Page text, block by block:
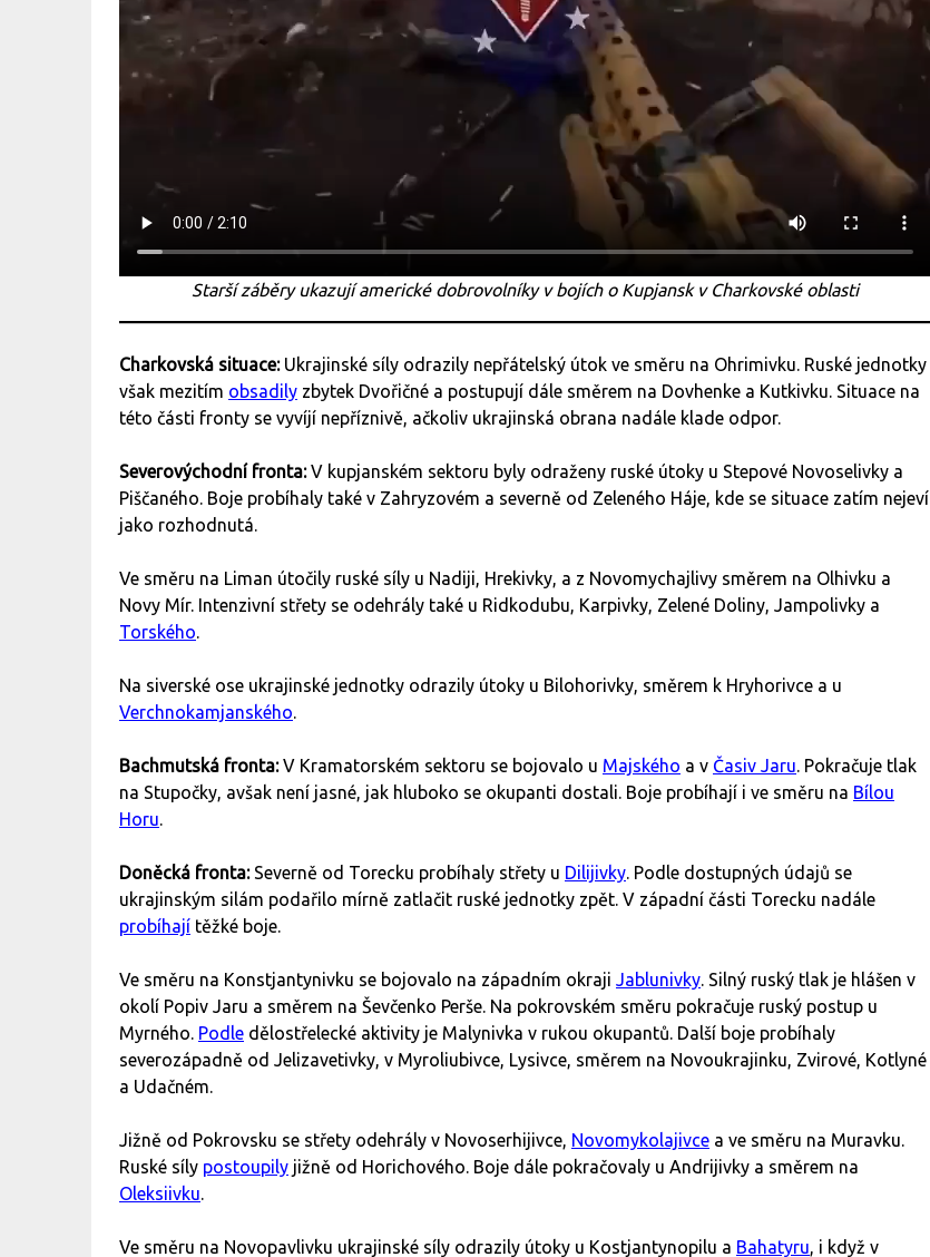
Starší záběry ukazují americké dobrovolníky v bojích o Kupjansk v Charkovské oblasti
Charkovská situace: Ukrajinské síly odrazily nepřátelský útok ve směru na Ohrimivku. Ruské jednotky
však mezitím obsadily zbytek Dvořičné a postupují dále směrem na Dovhenke a Kutkivku. Situace na
této části fronty se vyvíjí nepříznivě, ačkoliv ukrajinská obrana nadále klade odpor.
Severovýchodní fronta:V kupjanském sektoru byly odraženy ruské útoky u Stepové Novoselivky a
Piščaného. Boje probíhaly také v Zahryzovém a severně od Zeleného Háje, kde se situace zatím nejeví
jako rozhodnutá.
Ve směru na Liman útočily ruské síly u Nadiji, Hrekivky, a z Novomychajlivy směrem na Olhivku a
Novy Mír. Intenzivní střety se odehrály také u Ridkodubu, Karpivky, Zelené Doliny, Jampolivky a
Torského
Na siverské ose ukrajinské jednotky odrazily útoky u Bilohorivky, směrem k Hryhorivce a u
Verchnokamjanského
Bachmutská fronta:V Kramatorském sektoru se bojovalo u Majského a v Časiv Jaru . Pokračuje tlak
na Stupočky, avšak není jasné, jak hluboko se okupanti dostali. Boje probíhají i ve směru na Bílou
Horu
Doněcká fronta: Severně od Torecku probíhaly střety u Dilijivky . Podle dostupných údajů se
ukrajinským silám podařilo mírně zatlačit ruské jednotky zpět. V západní části Torecku nadále
probíhají těžké boje.
Ve směru na Konstjantynivku se bojovalo na západním okraji Jablunivky . Silný ruský tlak je hlášen v
okolí Popiv Jaru a směrem na Ševčenko Perše. Na pokrovském směru pokračuje ruský postup u
Myrného. Podle dělostřelecké aktivity je Malynivka v rukou okupantů. Další boje probíhaly
severozápadně od Jelizavetivky, v Myroliubivce, Lysivce, směrem na Novoukrajinku, Zvirové, Kotlyné
a Udačném.
Jižně od Pokrovsku se střety odehrály v Novoserhijivce, Novomykolajivce a ve směru na Muravku.
Ruské síly postoupily jižně od Horichového. Boje dále pokračovaly u Andrijivky a směrem na
Oleksiivku
Ve směru na Novopavlivku ukrajinské síly odrazily útoky u Kostjantynopilu a Bahatyru , i když v